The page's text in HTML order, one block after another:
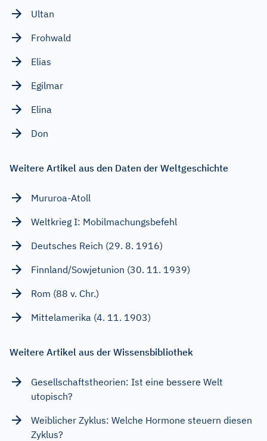
Ultan
Frohwald
Elias
Egilmar
Elina
Don
Weitere Artikel aus den Daten der Weltgeschichte
Mururoa-Atoll
Weltkrieg I: Mobilmachungsbefehl
Deutsches Reich (29. 8. 1916)
Finnland/Sowjetunion (30. 11. 1939)
Rom (88 v. Chr.)
Mittelamerika (4. 11. 1903)
Weitere Artikel aus der Wissensbibliothek
Gesellschaftstheorien: Ist eine bessere Welt
utopisch?
Weiblicher Zyklus: Welche Hormone steuern diesen
Zyklus?